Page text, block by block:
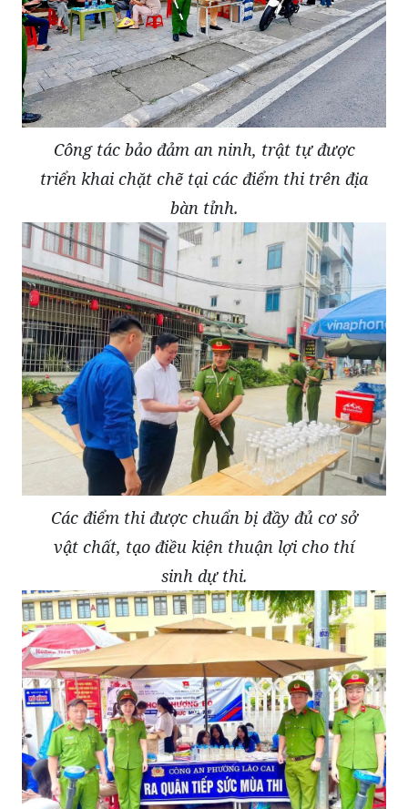
Công tác bảo đảm an ninh, trật tự được
triển khai chặt chẽ tại các điểm thi trên địa
bàn tỉnh.
Các điểm thi được chuẩn bị đầy đủ cơ sở
vật chất, tạo điều kiện thuận lợi cho thí
sinh dự thi.